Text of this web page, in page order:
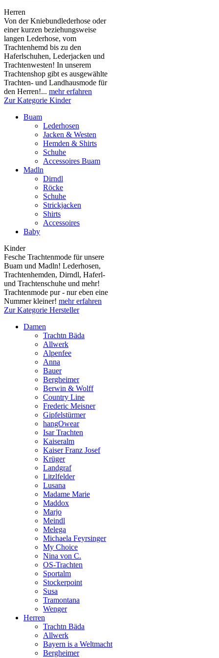
Herren
Von der Kniebundlederhose oder
einer kurzen beziehungsweise
langen Lederhose, vom
Trachtenhemd bis zu den
Haferlschuhen, Lederjacken und
Trachtenwesten! In unserem
Trachtenshop gibt es ausgewählte
Trachten- und Landhausmode für
den Herren!... mehr erfahren
Zur Kategorie Kinder
Buam
Lederhosen
Jacken & Westen
Hemden & Shirts
Schuhe
Accessoires Buam
Madln
Dirndl
Röcke
Schuhe
Strickjacken
Shirts
Accessoires
Baby
Kinder
Fesche Trachtenmode für unsere
Buam und Madln! Lederhosen,
Trachtenhemden, Dirndl, Haferl-
und Trachtenschuhe und mehr!
Trachtenmode pur - nur eben eine
Nummer kleiner! mehr erfahren
Zur Kategorie Hersteller
Damen
Trachtn Bäda
Allwerk
Alpenfee
Anna
Bauer
Bergheimer
Berwin & Wolff
Country Line
Frederic Meisner
Gipfelstürmer
hangOwear
Isar Trachten
Kaiseralm
Kaiser Franz Josef
Krüger
Landgraf
Litzlfelder
Lusana
Madame Marie
Maddox
Marjo
Meindl
Melega
Michaela Feyrsinger
My Choice
Nina von C.
OS-Trachten
Sportalm
Stockerpoint
Susa
Tramontana
Wenger
Herren
Trachtn Bäda
Allwerk
Bayern is a Weltmacht
Bergheimer